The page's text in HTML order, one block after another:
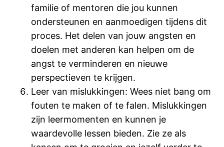
familie of mentoren die jou kunnen
ondersteunen en aanmoedigen tijdens dit
proces. Het delen van jouw angsten en
doelen met anderen kan helpen om de
angst te verminderen en nieuwe
perspectieven te krijgen.
Leer van mislukkingen: Wees niet bang om
fouten te maken of te falen. Mislukkingen
zijn leermomenten en kunnen je
waardevolle lessen bieden. Zie ze als